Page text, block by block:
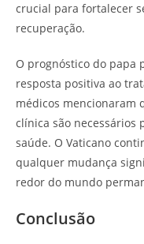
crucial para fortalecer
recuperação.
O prognóstico do papa
resposta positiva ao
médicos mencionaram
clínica são necessários
saúde. O Vaticano
qualquer mudança
redor do mundo
Conclusão